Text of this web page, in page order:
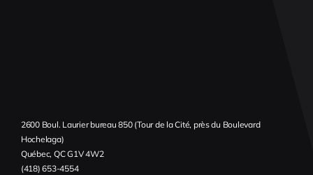
2600 Boul. Laurier bureau 850 (Tour de la Cité, près du Boulevard
Hochelaga)
Québec, QC G1V 4W2
(418) 653-4554